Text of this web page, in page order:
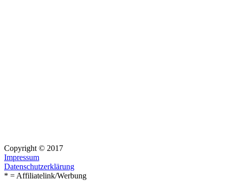
Copyright © 2017
Impressum
Datenschutzerklärung
* = Affiliatelink/Werbung